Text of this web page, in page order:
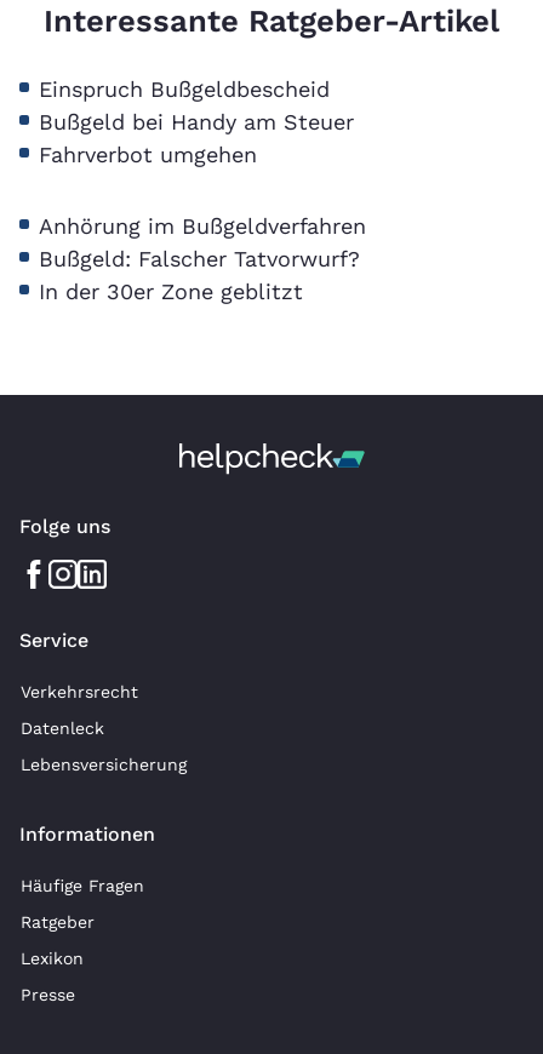
Interessante Ratgeber-Artikel
Einspruch Bußgeldbescheid
Bußgeld bei Handy am Steuer
Fahrverbot umgehen
Anhörung im Bußgeldverfahren
Bußgeld: Falscher Tatvorwurf?
In der 30er Zone geblitzt
Folge uns
Service
Verkehrsrecht
Datenleck
Lebensversicherung
Informationen
Häufige Fragen
Ratgeber
Lexikon
Presse